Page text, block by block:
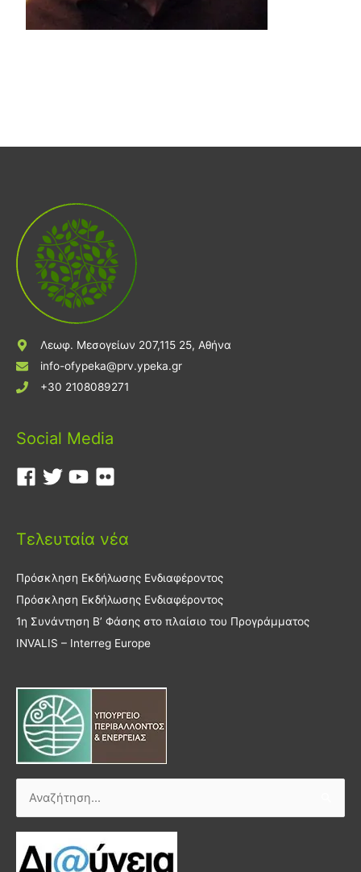
Λεωφ. Μεσογείων 207,115 25, Αθήνα
info-ofypeka@prv.ypeka.gr
+30 2108089271
Social Media
Τελευταία νέα
Πρόσκληση Εκδήλωσης Ενδιαφέροντος
Πρόσκληση Εκδήλωσης Ενδιαφέροντος
1η Συνάντηση Β’ Φάσης στο πλαίσιο του Προγράμματος
INVALIS – Interreg Europe
Αναζήτηση